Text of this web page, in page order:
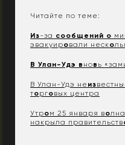
Читайте по теме:
Из-за сообщений о
эвакуировали неско
В Улан-Удэ в нов ь
В Улан-Удэ не из
торговых центра
Утром 25 января во
накрыла правительств